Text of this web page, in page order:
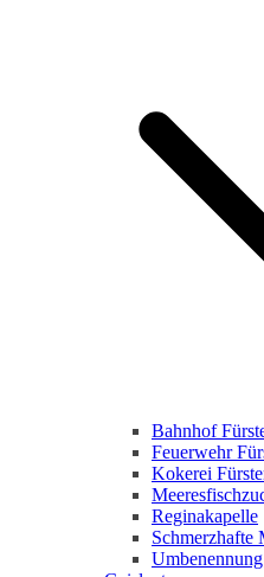
Bahnhof
Feuerwehr
Kokerei
Reginakapelle
Schmerzhafte